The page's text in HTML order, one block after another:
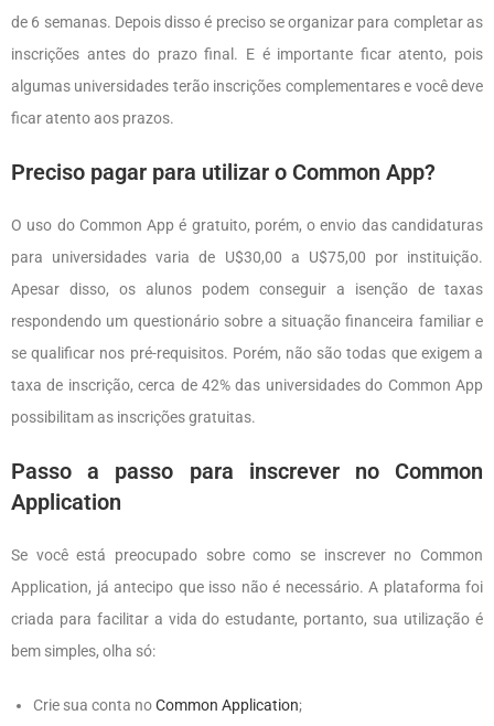
de 6 semanas. Depois disso é preciso se organizar para completar as
inscrições antes do prazo final. E é importante ficar atento, pois
algumas universidades terão inscrições complementares e você deve
ficar atento aos prazos.
Preciso pagar para utilizar o Common App?
O uso do Common App é gratuito, porém, o envio das candidaturas
para universidades varia de U$30,00 a U$75,00 por instituição.
Apesar disso, os alunos podem conseguir a isenção de taxas
respondendo um questionário sobre a situação financeira familiar e
se qualificar nos pré-requisitos. Porém, não são todas que exigem a
taxa de inscrição, cerca de 42% das universidades do Common App
possibilitam as inscrições gratuitas.
Passo a passo para inscrever no Common
Application
Se você está preocupado sobre como se inscrever no Common
Application, já antecipo que isso não é necessário. A plataforma foi
criada para facilitar a vida do estudante, portanto, sua utilização é
bem simples, olha só:
Crie sua conta noCommon Application;